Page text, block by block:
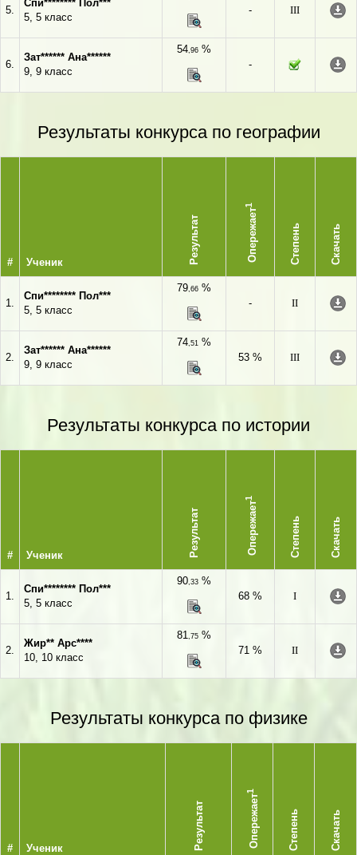
5.
Спи******** Пол***
5, 5 класс
-
III
6.
Зат****** Ана******
9, 9 класс
54,96 %
-
Результаты конкурса по географии
# Ученик Результат Опережает
1
Степень Скачать
1.
Спи******** Пол***
5, 5 класс
79,66 %
-
II
2.
Зат****** Ана******
9, 9 класс
74,51 %
53 %
III
Результаты конкурса по истории
# Ученик Результат Опережает
1
Степень Скачать
1.
Спи******** Пол***
5, 5 класс
90,33 %
68 %
I
2.
Жир** Арс****
10, 10 класс
81,75 %
71 %
II
Результаты конкурса по физике
# Ученик Результат Опережает
1
Степень Скачать